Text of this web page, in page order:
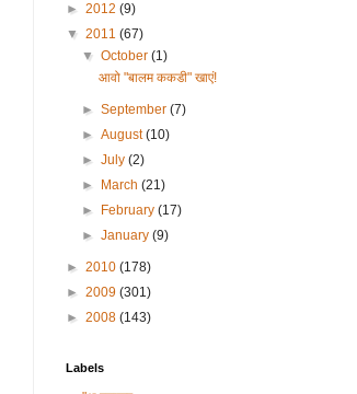
► 2012 (9)
▼ 2011 (67)
▼October(1)
आवो "बालम ककडी" खाएं!
►September(7)
►August(10)
►July(2)
►
March(21)
►
February(17)
►January(9)
► 2010 (178)
► 2009 (301)
► 2008 (143)
Labels